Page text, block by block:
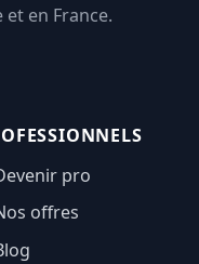
en France.
pro
offres